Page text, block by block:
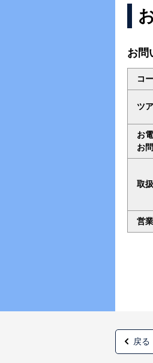
お問
コ
ツ
お
お
取
営
戻る